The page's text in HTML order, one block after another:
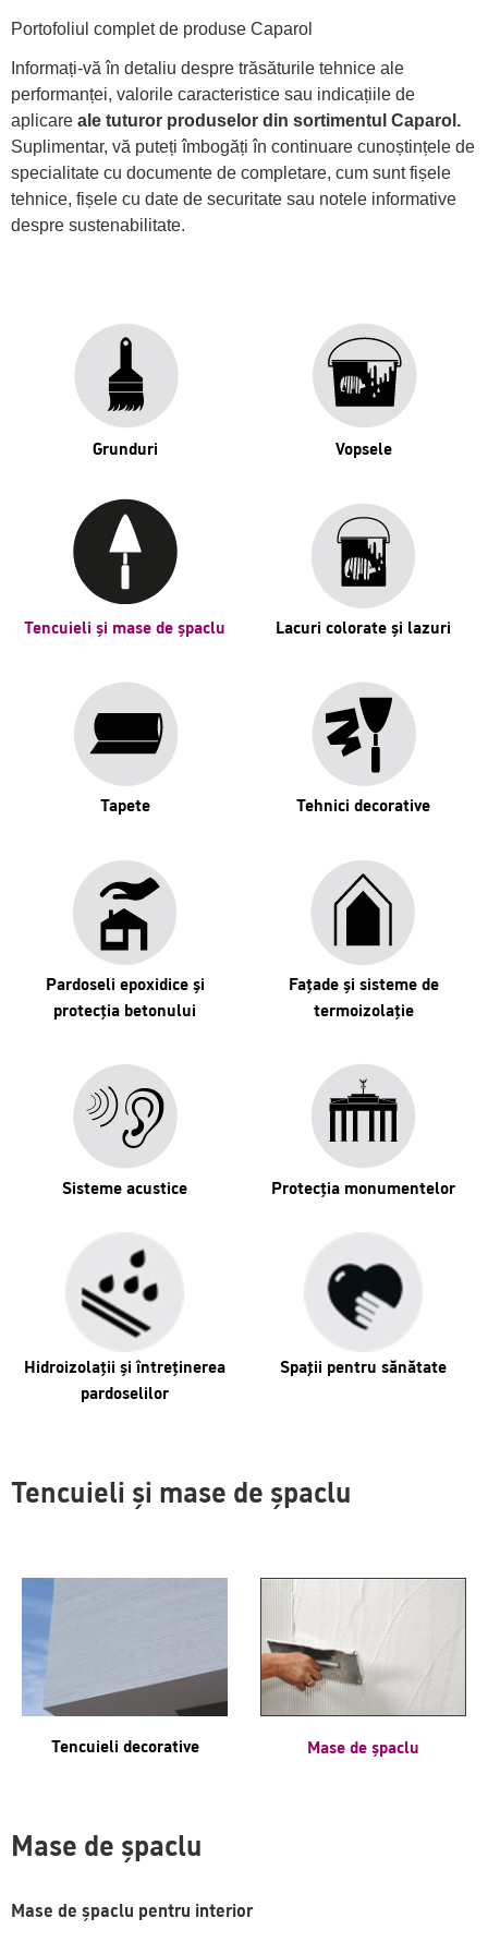
Portofoliul complet de produse Caparol
Informați-vă în detaliu despre trăsăturile tehnice ale
performanței, valorile caracteristice sau indicațiile de
aplicare ale tuturor produselor din sortimentul Caparol.
Suplimentar, vă puteți îmbogăți în continuare cunoștințele de
specialitate cu documente de completare, cum sunt fișele
tehnice, fișele cu date de securitate sau notele informative
despre sustenabilitate.
Grunduri Vopsele
Tencuieli și mase de șpaclu Lacuri colorate și lazuri
Tapete Tehnici decorative
Pardoseli epoxidice și
protecția betonului
Fațade și sisteme de
termoizolație
Sisteme acustice Protecția monumentelor
Hidroizolații și întreținerea
pardoselilor
Spaţii pentru sănătate
Tencuieli și mase de șpaclu
Tencuieli decorative Mase de șpaclu
Mase de șpaclu
Mase de șpaclu pentru interior